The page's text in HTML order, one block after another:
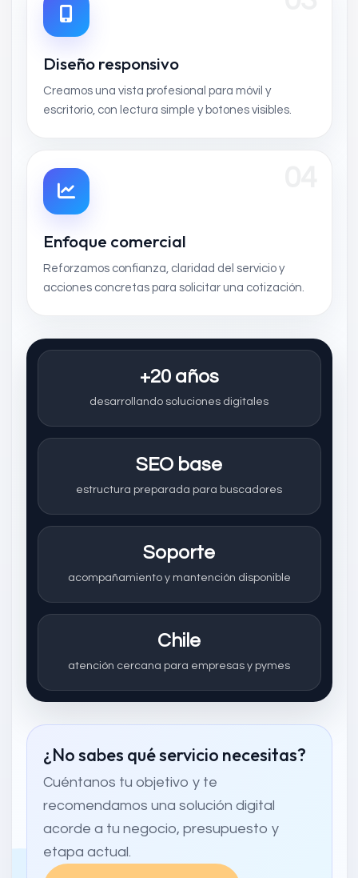
Diseño responsivo
Creamos una vista profesional para móvil y
escritorio, con lectura simple y botones visibles.
Enfoque comercial
Reforzamos confianza, claridad del servicio y
acciones concretas para solicitar una cotización.
+20 años
desarrollando soluciones digitales
SEO base
estructura preparada para buscadores
Soporte
acompañamiento y mantención disponible
Chile
atención cercana para empresas y pymes
¿No sabes qué servicio necesitas?
Cuéntanos tu objetivo y te
recomendamos una solución digital
acorde a tu negocio, presupuesto y
etapa actual.